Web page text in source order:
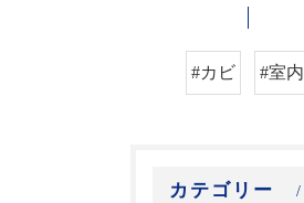
#カビ #室内
カテゴリー